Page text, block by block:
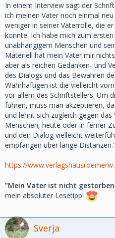
In einem Interview sagt der
ich meinen Vater noch einmal
weniger in seiner Vaterrolle, die
konnte. Ich habe mich zum
unabhängigem Menschen und
Materiell hat mein Vater mir
aber als reichen Gedanken- und
des Dialogs und das Bewahren
Wahrhaftigen ist die vielleicht
vor allem des Schriftstellers. Um
führen, muss man akzeptieren,
und lehnt sich zugleich gegen
Menschen, heute oder in ferner
und den Dialog vielleicht
empfangen über lange Distanzen."
https://
"Mein Vater ist nicht
mein absoluter Lesetipp!
Sverja